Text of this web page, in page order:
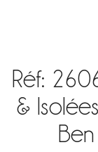
Réf:
&